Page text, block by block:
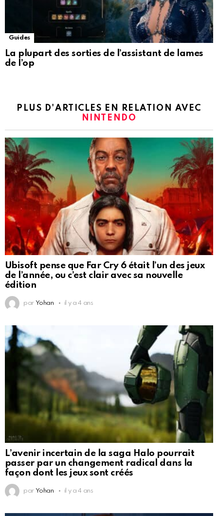
Guides
La plupart des sorties de l’assistant de lames
de l’op
PLUS D'ARTICLES EN RELATION AVEC
NINTENDO
Ubisoft pense que Far Cry 6 était l’un des jeux
de l’année, ou c’est clair avec sa nouvelle
édition
par Yohan il y a 4 ans
L’avenir incertain de la saga Halo pourrait
passer par un changement radical dans la
façon dont les jeux sont créés
par Yohan il y a 4 ans